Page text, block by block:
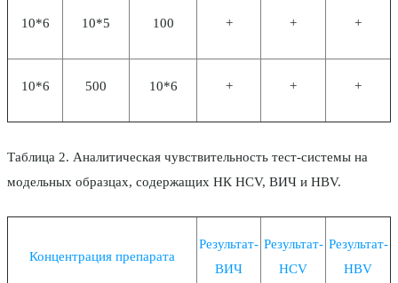
10*6 10*5 100 + + +
10*6 500 10*6 + + +
Таблица 2. Аналитическая чувствительность тест-системы на
модельных образцах, содержащих НК HCV, ВИЧ и HBV.
Концентрация препарата
Результат-
ВИЧ
Результат-
HCV
Результат-
HBV